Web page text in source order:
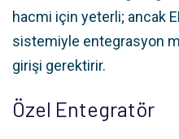
hacmi için yeterli; ancak
sistemiyle entegrasyon
girişi gerektirir.
Özel Entegratör